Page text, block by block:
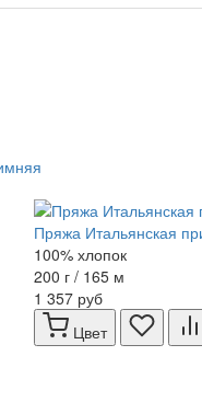
Пряжа Итальянская
100% хлопок
200 г / 165 м
1 357 руб
Цвет